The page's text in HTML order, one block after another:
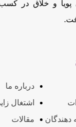
پویا و خلاق در
درباره ما
اشتغال
دهندگان
مقالات